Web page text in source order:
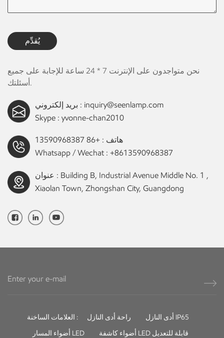
يُقدِّم
نحن متواجدون على الإنترنت 7 * 24 ساعة للإجابة على جميع
أسئلتك.
بريد إلكتروني : inquiry@seenlamp.com
Skype : yvonne-chan2010
هاتف :+86 13590968387
Whatsapp / Wechat : +8613590968387
عنوان : Building B, Industrial Avenue Middle No. 1 ,
Xiaolan Town, Zhongshan City, Guangdong
العلامات الساخنة : راحة أدى النازل
أدى النازل IP65
أضواء المسار LED
أضواء كاشفة LED قابلة للتعديل